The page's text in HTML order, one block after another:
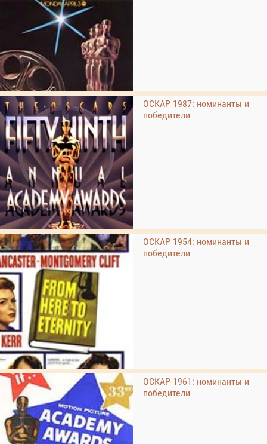
ОСКАР 1987: номинанты и
победители
ОСКАР 1954: номинанты и
победители
ОСКАР 1961: номинанты и
победители